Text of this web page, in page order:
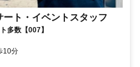
ト・イベントスタッフ
多数【007】
10分